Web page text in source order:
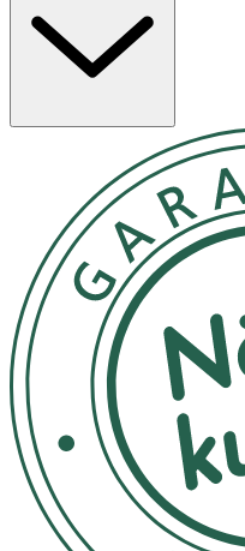
Rumstemperarur
OK för gravida och
Aqua (Water), Caprylic/
Alcohol, Glycerin,
Distarch Phosphate,
Julibrissin Bark Extract,
Carbomer, Cetearyl
Mica, Sodium Hydroxide,
(Fragrance), Sodium
Glycol, Ci 77163 (Bismuth
Helianthus Annuus
Hyaluronate, Tocopherol,
(Iron Oxides), Ci 77499
Limonene,